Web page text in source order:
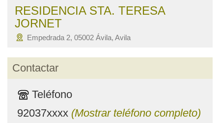
RESIDENCIA STA. TERESA
JORNET
Empedrada 2, 05002 Ávila, Avila
Contactar
Teléfono
92037xxxx (Mostrar teléfono completo)